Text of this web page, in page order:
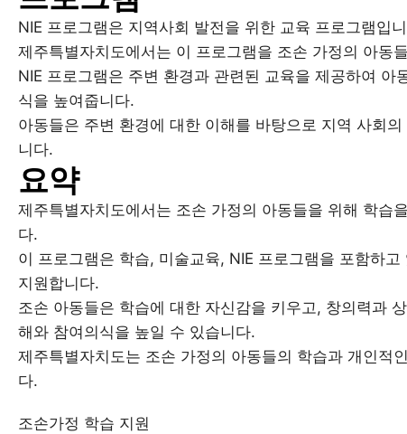
NIE 프로그램은 지역사회 발전을 위한 교육 프로그램입
제주특별자치도에서는 이 프로그램을 조손 가정의 아동
NIE 프로그램은 주변 환경과 관련된 교육을 제공하여 아
식을 높여줍니다.
아동들은 주변 환경에 대한 이해를 바탕으로 지역 사회
니다.
요약
제주특별자치도에서는 조손 가정의 아동들을 위해 학습
다.
이 프로그램은 학습, 미술교육, NIE 프로그램을 포함하
지원합니다.
조손 아동들은 학습에 대한 자신감을 키우고, 창의력과
해와 참여의식을 높일 수 있습니다.
제주특별자치도는 조손 가정의 아동들의 학습과 개인적
다.
조손가정 학습 지원